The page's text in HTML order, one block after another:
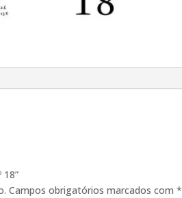
18”
Campos obrigatórios marcados com*